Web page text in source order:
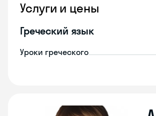
Услуги и цены
Греческий язык
Уроки греческого